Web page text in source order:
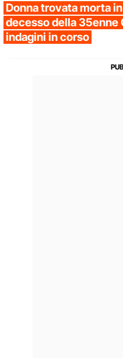
Donna trovata morta
decesso della 35enne
indagini in corso